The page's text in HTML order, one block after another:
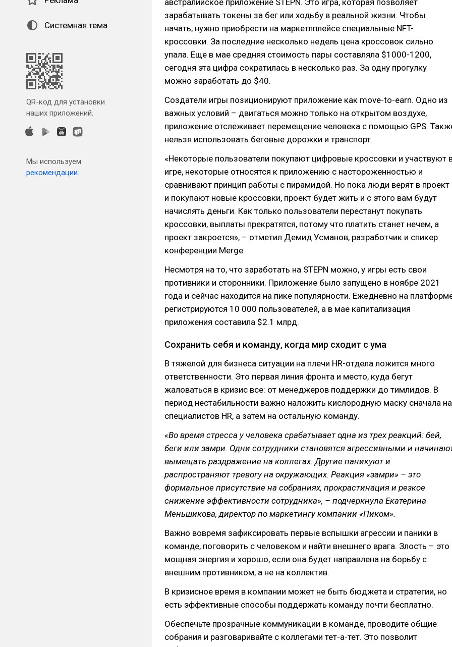
Системная тема
QR-код для установки
наших приложений.
Мы используем
рекомендации.
австралийское приложение STEPN. Это игра, которая позволяет
зарабатывать токены за бег или ходьбу в реальной жизни. Чтобы
начать, нужно приобрести на маркетлплейсе специальные NFT-
кроссовки. За последние несколько недель цена кроссовок сильно
упала. Еще в мае средняя стоимость пары составляла $1000-1200,
сегодня эта цифра сократилась в несколько раз. За одну прогулку
можно заработать до $40.
Создатели игры позиционируют приложение как move-to-earn. Одно из
важных условий – двигаться можно только на открытом воздухе,
приложение отслеживает перемещение человека с помощью GPS.
нельзя использовать беговые дорожки и транспорт.
«Некоторые пользователи покупают цифровые кроссовки и участвуют
игре, некоторые относятся к приложению с настороженностью и
сравнивают принцип работы с пирамидой. Но пока люди верят в проект
и покупают новые кроссовки, проект будет жить и с этого вам будут
начислять деньги. Как только пользователи перестанут покупать
кроссовки, выплаты прекратятся, потому что платить станет нечем, а
проект закроется», – отметил Демид Усманов, разработчик и спикер
конференции Merge.
Несмотря на то, что заработать на STEPN можно, у игры есть свои
противники и сторонники. Приложение было запущено в ноябре 2021
года и сейчас находится на пике популярности. Ежедневно на
регистрируются 10 000 пользователей, а в мае капитализация
приложения составила $2.1 млрд.
Сохранить себя и команду, когда мир сходит с ума
В тяжелой для бизнеса ситуации на плечи HR-отдела ложится много
ответственности. Это первая линия фронта и место, куда бегут
жаловаться в кризис все: от менеджеров поддержки до тимлидов. В
период нестабильности важно наложить кислородную маску сначала на
специалистов HR, а затем на остальную команду.
«Во время стресса у человека срабатывает одна из трех реакций: бей,
беги или замри. Одни сотрудники становятся агрессивными и
вымещать раздражение на коллегах. Другие паникуют и
распространяют тревогу на окружающих. Реакция «замри» – это
формальное присутствие на собраниях, прокрастинация и резкое
снижение эффективности сотрудника», – подчеркнула Екатерина
Меньшикова, директор по маркетингу компании «Пиком».
Важно вовремя зафиксировать первые вспышки агрессии и паники в
команде, поговорить с человеком и найти внешнего врага. Злость – это
мощная энергия и хорошо, если она будет направлена на борьбу с
внешним противником, а не на коллектив.
В кризисное время в компании может не быть бюджета и стратегии, но
есть эффективные способы поддержать команду почти бесплатно.
Обеспечьте прозрачные коммуникации в команде, проводите общие
собрания и разговаривайте с коллегами тет-а-тет. Это позволит